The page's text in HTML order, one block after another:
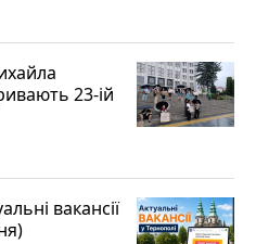
23-ій
вакансії